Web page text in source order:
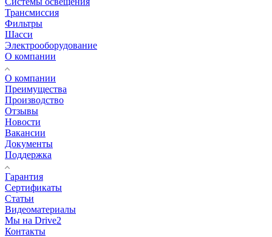
Трансмиссия
Фильтры
Шасси
Электрооборудование
О компании
О компании
Преимущества
Производство
Отзывы
Новости
Вакансии
Документы
Поддержка
Гарантия
Сертификаты
Статьи
Видеоматериалы
Мы на Drive2
Контакты